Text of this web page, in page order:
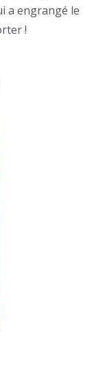
a engrangé le
!